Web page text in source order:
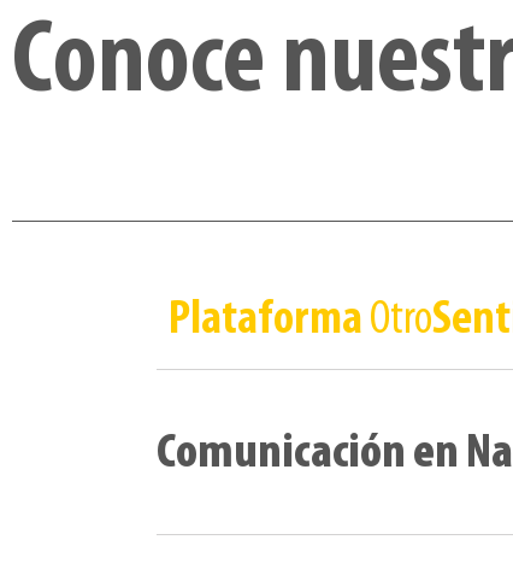
Conoce
Plataforma Otro
Comunicación en